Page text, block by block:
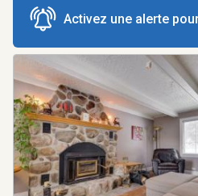
Activez une alerte